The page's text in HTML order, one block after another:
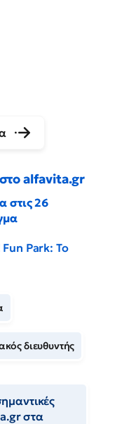
στο alfavita.gr
στις 26
Fun Park: Το
διευθυντής
στα